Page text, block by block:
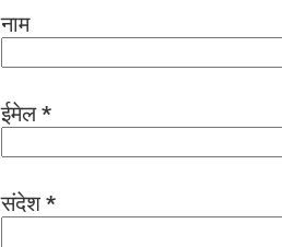
नाम
ईमेल*
संदेश*